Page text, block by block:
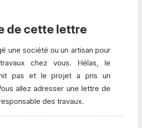
de cette lettre
une société ou un artisan pour
chez vous. Hélas, le
pas et le projet a pris un
allez adresser une lettre de
des travaux.